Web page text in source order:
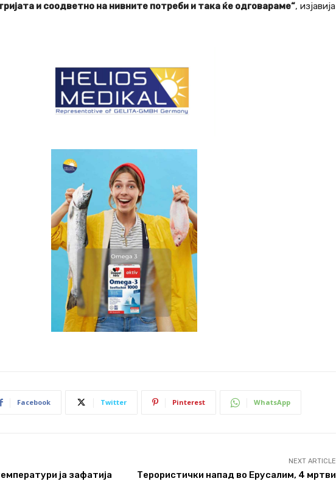
и соодветно на нивните потреби и така ќе одговараме“, изјавија
Facebook Twitter Pinterest WhatsApp
ја зафатија
NEXT ARTICLE
Терористички напад во Ерусалим, 4 мртви